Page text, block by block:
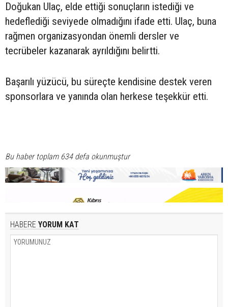
Doğukan Ulaç, elde ettiği sonuçların istediği ve
hedeflediği seviyede olmadığını ifade etti. Ulaç, buna
rağmen organizasyondan önemli dersler ve
tecrübeler kazanarak ayrıldığını belirtti.
Başarılı yüzücü, bu süreçte kendisine destek veren
sponsorlara ve yanında olan herkese teşekkür etti.
Bu haber toplam 634 defa okunmuştur
HABERE YORUM KAT